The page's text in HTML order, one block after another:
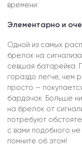
времени.
Элементарно и
Одной из самых
брелок на
севшая батарейка.
гораздо легче, чем
просто —
бардачок. Больше
на брелок от
потребуют
с вами подобного
помните об этом!